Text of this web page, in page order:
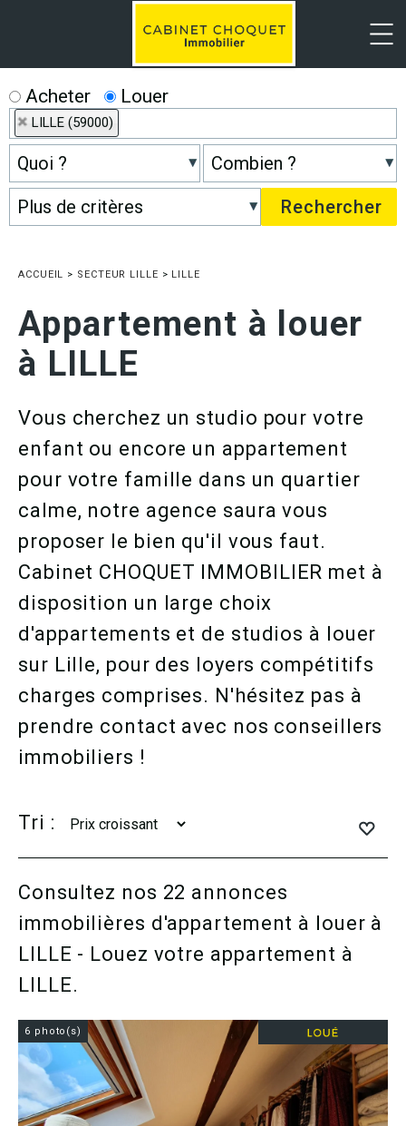
Acheter Louer
LILLE (59000)
ACCUEIL > SECTEUR LILLE > LILLE
Appartement à louer
à LILLE
Vous cherchez un studio pour votre
enfant ou encore un appartement
pour votre famille dans un quartier
calme, notre agence saura vous
proposer le bien qu'il vous faut.
Cabinet CHOQUET IMMOBILIER met à
disposition un large choix
d'appartements et de studios à louer
sur Lille, pour des loyers compétitifs
charges comprises. N'hésitez pas à
prendre contact avec nos conseillers
immobiliers !
Tri :
Consultez nos 22 annonces
immobilières d'appartement à louer à
LILLE - Louez votre appartement à
LILLE.
6 photo(s)